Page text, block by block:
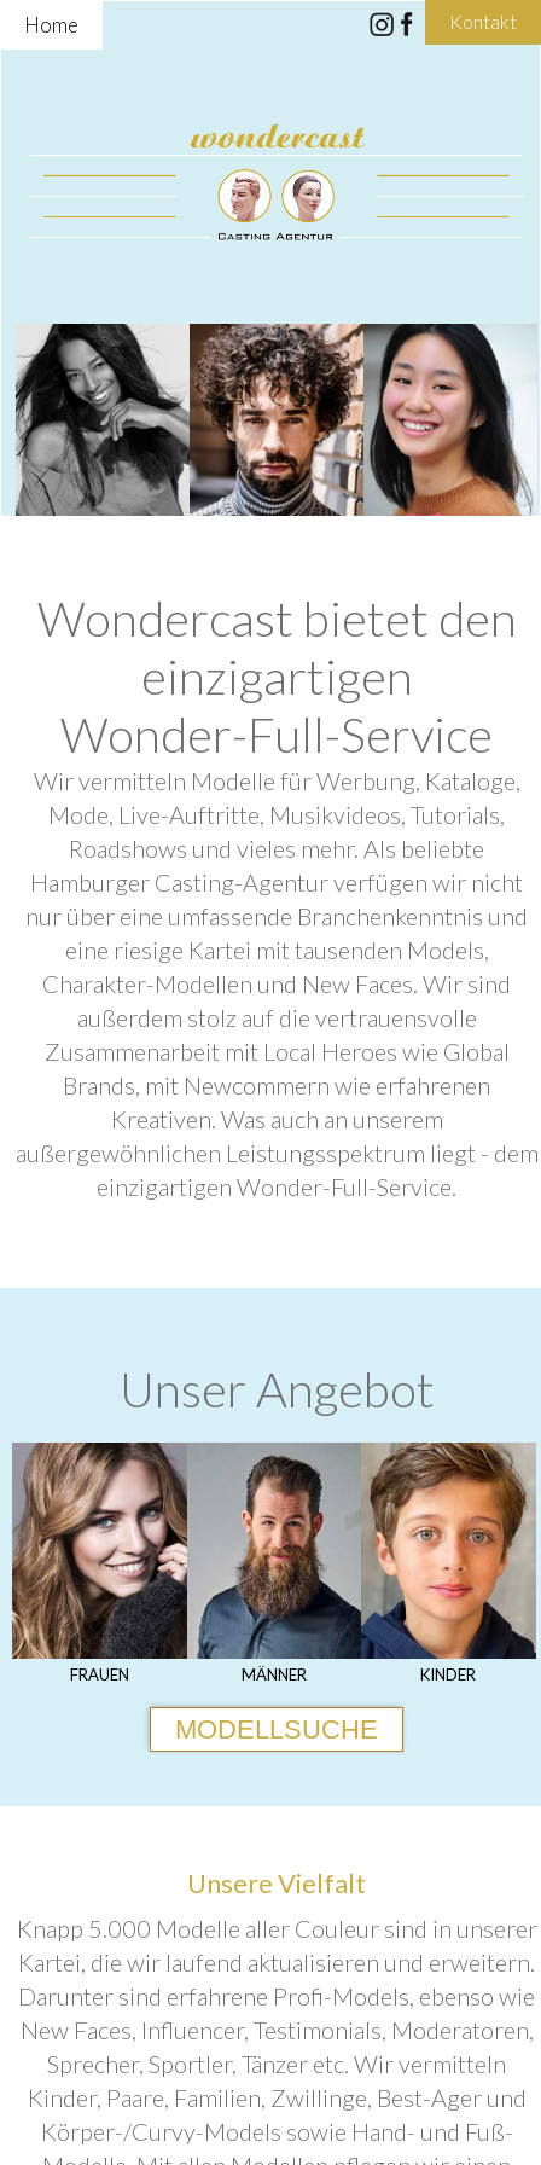
Home Kontakt
Wondercast bietet den
einzigartigen
Wonder-Full-Service
Wir vermitteln Modelle für Werbung, Kataloge,
Mode, Live-Auftritte, Musikvideos, Tutorials,
Roadshows und vieles mehr. Als beliebte
Hamburger Casting-Agentur verfügen wir nicht
nur über eine umfassende Branchenkenntnis und
eine riesige Kartei mit tausenden Models,
Charakter-Modellen und New Faces. Wir sind
außerdem stolz auf die vertrauensvolle
Zusammenarbeit mit Local Heroes wie Global
Brands, mit Newcommern wie erfahrenen
Kreativen. Was auch an unserem
außergewöhnlichen Leistungsspektrum liegt - dem
einzigartigen Wonder-Full-Service.
Unser Angebot
FRAUEN MÄNNER KINDER
MODELLSUCHE
Unsere Vielfalt
Knapp 5.000 Modelle aller Couleur sind in unserer
Kartei, die wir laufend aktualisieren und erweitern.
Darunter sind erfahrene Profi-Models, ebenso wie
New Faces, Influencer, Testimonials, Moderatoren,
Sprecher, Sportler, Tänzer etc. Wir vermitteln
Kinder, Paare, Familien, Zwillinge, Best-Ager und
Körper-/Curvy-Models sowie Hand- und Fuß-